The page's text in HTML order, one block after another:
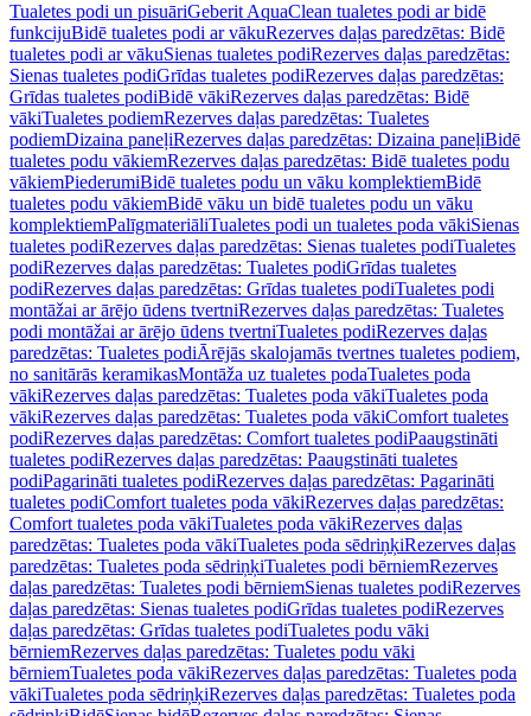
Tualetes podi un pisuāriGeberit AquaClean tualetes podi ar bidē
funkcijuBidē tualetes podi ar vākuRezerves daļas paredzētas: Bidē
tualetes podi ar vākuSienas tualetes podiRezerves daļas paredzētas:
Sienas tualetes podiGrīdas tualetes podiRezerves daļas paredzētas:
Grīdas tualetes podiBidē vākiRezerves daļas paredzētas: Bidē
vākiTualetes podiemRezerves daļas paredzētas: Tualetes
podiemDizaina paneļiRezerves daļas paredzētas: Dizaina paneļiBidē
tualetes podu vākiemRezerves daļas paredzētas: Bidē tualetes podu
vākiemPiederumiBidē tualetes podu un vāku komplektiemBidē
tualetes podu vākiemBidē vāku un bidē tualetes podu un vāku
komplektiemPalīgmateriāliTualetes podi un tualetes poda vākiSienas
tualetes podiRezerves daļas paredzētas: Sienas tualetes podiTualetes
podiRezerves daļas paredzētas: Tualetes podiGrīdas tualetes
podiRezerves daļas paredzētas: Grīdas tualetes podiTualetes podi
montāžai ar ārējo ūdens tvertniRezerves daļas paredzētas: Tualetes
podi montāžai ar ārējo ūdens tvertniTualetes podiRezerves daļas
paredzētas: Tualetes podiĀrējās skalojamās tvertnes tualetes podiem,
no sanitārās keramikasMontāža uz tualetes podaTualetes poda
vākiRezerves daļas paredzētas: Tualetes poda vākiTualetes poda
vākiRezerves daļas paredzētas: Tualetes poda vākiComfort tualetes
podiRezerves daļas paredzētas: Comfort tualetes podiPaaugstināti
tualetes podiRezerves daļas paredzētas: Paaugstināti tualetes
podiPagarināti tualetes podiRezerves daļas paredzētas: Pagarināti
tualetes podiComfort tualetes poda vākiRezerves daļas paredzētas:
Comfort tualetes poda vākiTualetes poda vākiRezerves daļas
paredzētas: Tualetes poda vākiTualetes poda sēdriņķiRezerves daļas
paredzētas: Tualetes poda sēdriņķiTualetes podi bērniemRezerves
daļas paredzētas: Tualetes podi bērniemSienas tualetes podiRezerves
daļas paredzētas: Sienas tualetes podiGrīdas tualetes podiRezerves
daļas paredzētas: Grīdas tualetes podiTualetes podu vāki
bērniemRezerves daļas paredzētas: Tualetes podu vāki
bērniemTualetes poda vākiRezerves daļas paredzētas: Tualetes poda
vākiTualetes poda sēdriņķiRezerves daļas paredzētas: Tualetes poda